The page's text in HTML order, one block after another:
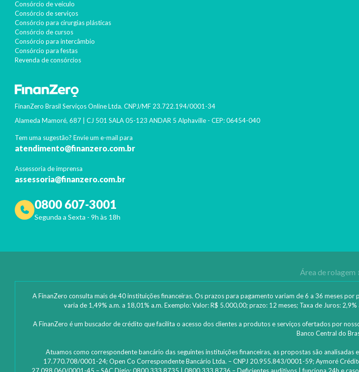
Consórcio de veículo
Consórcio de serviços
Consórcio para cirurgias plásticas
Consórcio de cursos
Consórcio para intercâmbio
Consórcio para festas
Revenda de consórcios
FinanZero Brasil Serviços Online Ltda. CNPJ/MF 23.722.194/0001-34
Alameda Mamoré, 687 | CJ 501 SALA 05-123 ANDAR 5 Alphaville - CEP:06454-040
Tem uma sugestão? Envie um e-mail para
atendimento@finanzero.com.br
Assessoria de imprensa
assessoria@finanzero.com.br
0800 607-3001
Segunda a Sexta - 9h às 18h
A FinanZero consulta mais de 40 instituições financeiras. Os prazos para pagamento variam de 6 a 36 meses
varia de 1,49% a.m. a 18,01% a.m. Exemplo: Valor: R$ 5.000,00; prazo: 12 meses; Taxa de Juros:
A FinanZero é um buscador de crédito que facilita o acesso dos clientes a produtos e serviços ofertados por
Banco Central do
Atuamos como correspondente bancário das seguintes instituições financeiras, as propostas são
17.770.708/0001-24; Open Co Correspondente Bancário Ltda. – CNPJ 20.955.843/0001-59; Aymoré